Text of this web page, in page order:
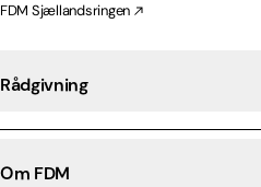
FDM Sjællandsringen
Rådgivning
Om FDM